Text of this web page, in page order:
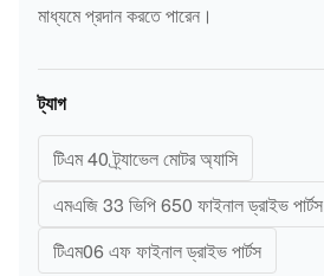
মাধ্যমে প্রদান করতে পারেন।
ট্যাগ
টিএম 40 ট্র্যাভেল মোটর অ্যাসি
এমএজি 33 ভিপি 650 ফাইনাল ড্রাইভ পার্টস
টিএম06 এফ ফাইনাল ড্রাইভ পার্টস